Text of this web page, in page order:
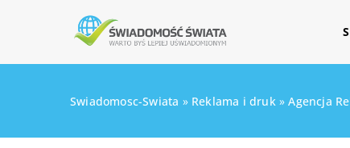
Swiadomosc-Swiata » Reklama i druk»Agencja